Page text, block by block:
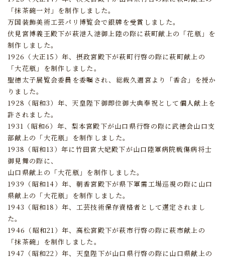
「抹茶碗一対」を制作しました。
万国装飾美術工芸パリ博覧会で銀牌を受賞しました。
伏見宮博義王殿下が萩港入港御上陸の際に萩町献上の「花瓶」を
制作しました。
1926（大正15）年、摂政宮殿下が萩町行啓の際に萩町献上の
「大花瓶」を制作しました。
聖徳太子展覧会委員を委嘱され、総裁久邇宮より「香合」を授か
りました。
1928（昭和3）年、天皇陛下御即位御大典奉祝として個人献上を
許されました。
1931（昭和6）年、梨本宮殿下が山口県行啓の際に武徳会山口支
部献上の「大花瓶」を制作しました。
1938（昭和13）年に竹田宮大妃殿下が山口陸軍病院戦傷病将士
御見舞の際に、
山口県献上の「大花瓶」を制作しました。
1939（昭和14）年、朝香宮殿下が県下軍需工場巡視の際に山口
県献上の「大花瓶」を制作しました。
1943（昭和18）年、工芸技術保存資格者として選定されまし
た。
1946（昭和21）年、高松宮殿下が萩市行啓の際に萩市献上の
「抹茶碗」を制作しました。
1947（昭和22）年、天皇陛下が山口県行啓の際に山口県献上の